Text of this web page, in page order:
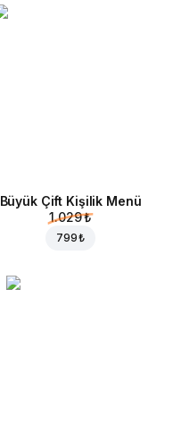
Büyük Çift Kişilik Menü
1.029 ₺
799 ₺